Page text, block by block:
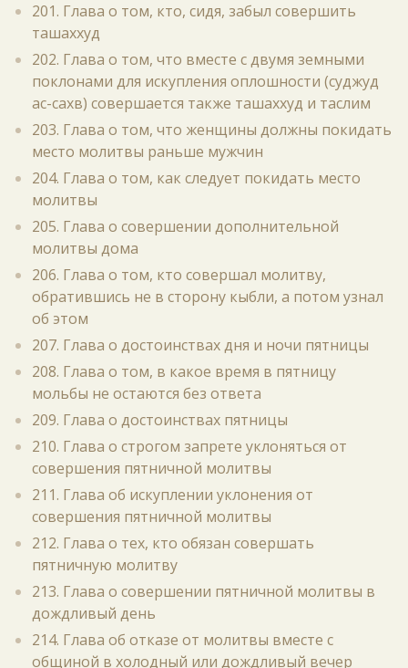
201. Глава о том, кто, сидя, забыл совершить
ташаххуд
202. Глава о том, что вместе с двумя земными
поклонами для искупления оплошности (суджуд
ас-сахв) совершается также ташаххуд и таслим
203. Глава о том, что женщины должны покидать
место молитвы раньше мужчин
204. Глава о том, как следует покидать место
молитвы
205. Глава о совершении дополнительной
молитвы дома
206. Глава о том, кто совершал молитву,
обратившись не в сторону кыбли, а потом узнал
об этом
207. Глава о достоинствах дня и ночи пятницы
208. Глава о том, в какое время в пятницу
мольбы не остаются без ответа
209. Глава о достоинствах пятницы
210. Глава о строгом запрете уклоняться от
совершения пятничной молитвы
211. Глава об искуплении уклонения от
совершения пятничной молитвы
212. Глава о тех, кто обязан совершать
пятничную молитву
213. Глава о совершении пятничной молитвы в
дождливый день
214. Глава об отказе от молитвы вместе с
общиной в холодный или дождливый вечер